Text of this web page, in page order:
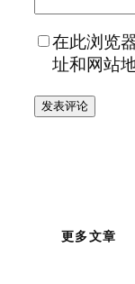
在此浏览
址和网站
更多文章